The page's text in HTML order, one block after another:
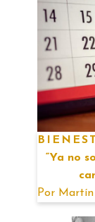
“Ya no
Por Martín